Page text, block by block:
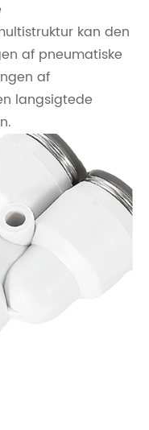
kan den
af ​​pneumatiske
af
langsigtede